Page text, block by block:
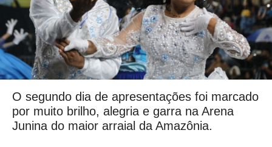
O segundo dia de apresentações foi marcado
por muito brilho, alegria e garra na Arena
Junina do maior arraial da Amazônia.